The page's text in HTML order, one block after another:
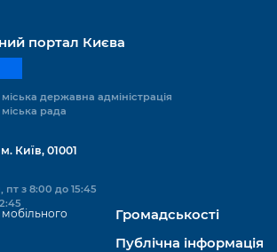
портал Києва
міська державна адміністрація
міська рада
Київ, 01001
пт з 8:00 до 15:45
мобільного
Громадськості
Публічна інформація